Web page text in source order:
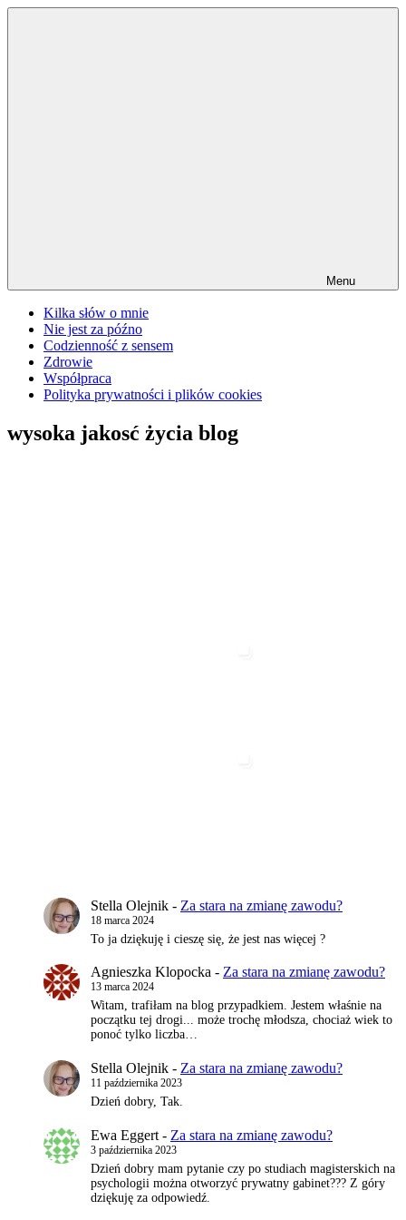
Przejdź
Menu
Kilka słów o mnie
Nie jest za późno
Codzienność z sensem
Zdrowie
Współpraca
Polityka prywatności i plików cookies
wysoka jakosć życia blog
Stella Olejnik - Za stara na zmianę zawodu?
18 marca 2024
To ja dziękuję i cieszę się, że jest nas więcej ?
Agnieszka Klopocka - Za stara na zmianę zawodu?
13 marca 2024
Witam, trafiłam na blog przypadkiem. Jestem właśnie na
początku tej drogi... może trochę młodsza, chociaż wiek to
ponoć tylko liczba…
Stella Olejnik - Za stara na zmianę zawodu?
11 października 2023
Dzień dobry, Tak.
Ewa Eggert - Za stara na zmianę zawodu?
3 października 2023
Dzień dobry mam pytanie czy po studiach magisterskich na
psychologii można otworzyć prywatny gabinet??? Z góry
dziękuję za odpowiedź.